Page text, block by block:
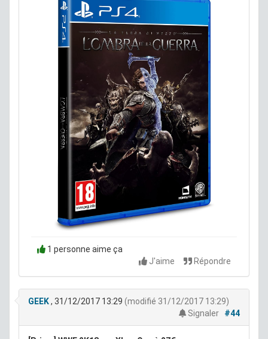
1 personne aime ça
J'aime
Répondre
GEEK, 31/12/2017 13:29 (modifié 31/12/2017 13:29)
Signaler
#44